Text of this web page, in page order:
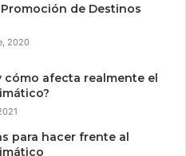
de Destinos
2020
cómo afecta realmente el
para hacer frente al